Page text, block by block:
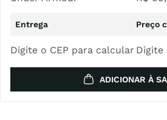
Digite o CEP para calcular Digite
ADICIONAR À